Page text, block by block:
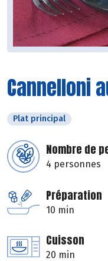
Cannelloni
Plat principal
Nombre de
4 personnes
Préparation
10 min
Cuisson
20 min